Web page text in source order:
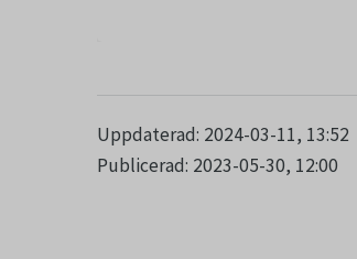
Uppdaterad: 2024-03-11, 13:52
Publicerad: 2023-05-30, 12:00